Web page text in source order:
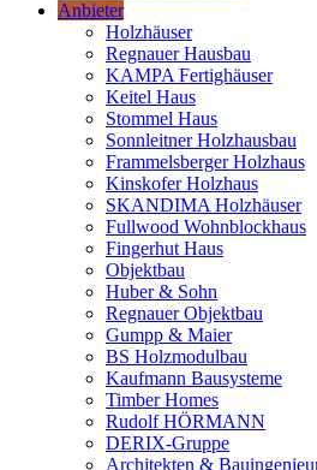
Anbieter
Holzhäuser
Regnauer Hausbau
KAMPA Fertighäuser
Keitel Haus
Stommel Haus
Sonnleitner Holzhausbau
Frammelsberger Holzhaus
Kinskofer Holzhaus
SKANDIMA Holzhäuser
Fullwood Wohnblockhaus
Fingerhut Haus
Objektbau
Huber & Sohn
Regnauer Objektbau
Gumpp & Maier
BS Holzmodulbau
Kaufmann Bausysteme
Timber Homes
Rudolf HÖRMANN
DERIX-Gruppe
Architekten &